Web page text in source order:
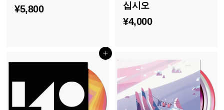
¥5,800¥
0
십시오
¥4,000¥
0
0
0
장바구니에 담기